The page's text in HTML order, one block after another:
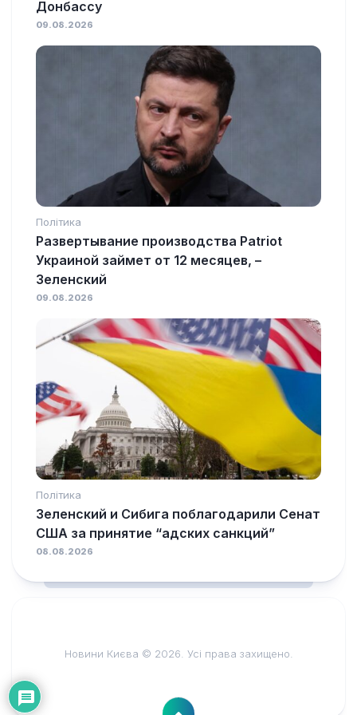
Донбассу
09.08.2026
Політика
Развертывание производства Patriot
Украиной займет от 12 месяцев, –
Зеленский
09.08.2026
Політика
Зеленский и Сибига поблагодарили Сенат
США за принятие “адских санкций”
08.08.2026
Новини Києва © 2026. Усі права захищено.